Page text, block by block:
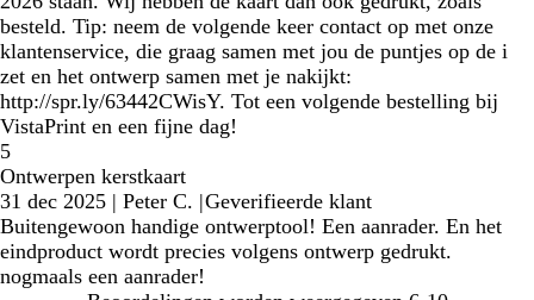
besteld. Tip: neem de volgende keer contact op met onze
klantenservice, die graag samen met jou de puntjes op de i
zet en het ontwerp samen met je nakijkt:
http://spr.ly/63442CWisY. Tot een volgende bestelling bij
VistaPrint en een fijne dag!
5
Ontwerpen kerstkaart
31 dec 2025 | Peter C. |Geverifieerde klant
Buitengewoon handige ontwerptool! Een aanrader. En het
eindproduct wordt precies volgens ontwerp gedrukt.
nogmaals een aanrader!